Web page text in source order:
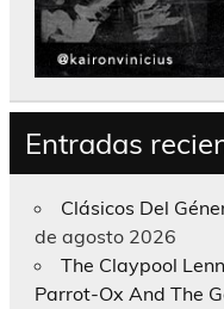
Entradas
Clásicos Del
de agosto 2026
The Claypool
Parrot-Ox And The